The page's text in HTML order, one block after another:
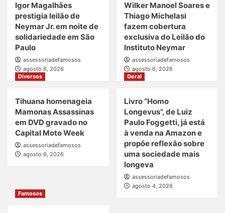
Igor Magalhães
prestigia leilão de
Neymar Jr. em noite de
solidariedade em São
Paulo
assessoriadefamosos
agosto 6, 2026
Wilker Manoel Soares e
Thiago Michelasi
fazem cobertura
exclusiva do Leilão do
Instituto Neymar
assessoriadefamosos
agosto 6, 2026
Diversos
Tihuana homenageia
Mamonas Assassinas
em DVD gravado no
Capital Moto Week
assessoriadefamosos
agosto 6, 2026
Geral
Livro “Homo
Longevus”, de Luiz
Paulo Foggetti, já está
à venda na Amazon e
propõe reflexão sobre
uma sociedade mais
longeva
assessoriadefamosos
agosto 4, 2026
Famosos